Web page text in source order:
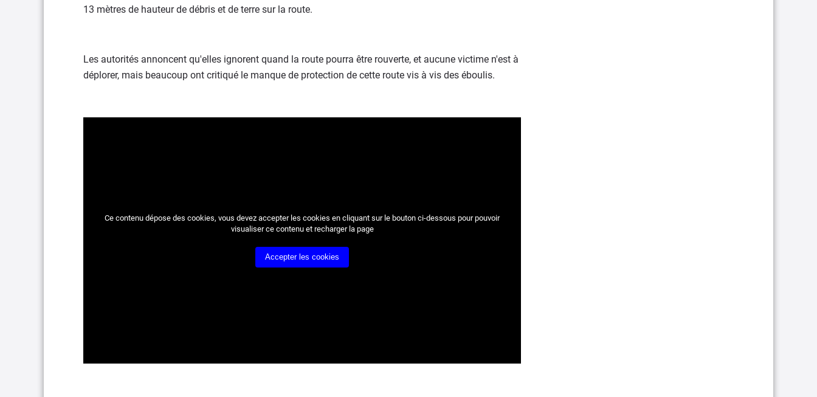
13 mètres de hauteur de débris et de terre sur la route.
Les autorités annoncent qu'elles ignorent quand la route pourra être rouverte, et aucune victime n'est à
déplorer, mais beaucoup ont critiqué le manque de protection de cette route vis à vis des éboulis.
Ce contenu dépose des cookies, vous devez accepter les cookies en cliquant sur le bouton ci-dessous pour pouvoir
visualiser ce contenu et recharger la page
Accepter les cookies